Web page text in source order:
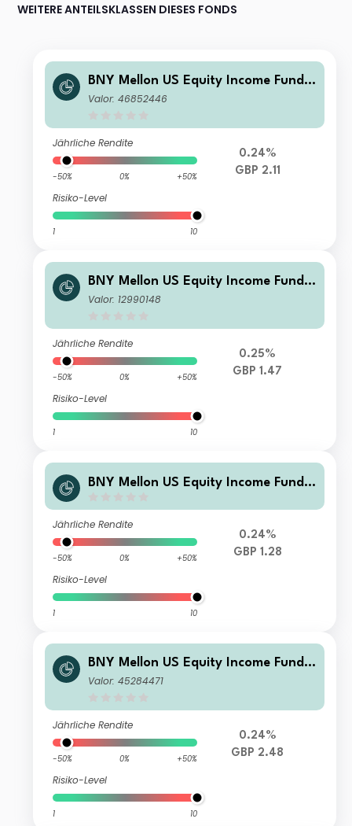
WEITERE ANTEILSKLASSEN DIESES FONDS
BNY Mellon US Equity Income Fund I
nstitutional W Income
Valor: 46852446
Jährliche Rendite
-50% 0% +50%
Risiko-Level
1 10
0.24%
GBP 2.11
BNY Mellon US Equity Income Fund
U1 Shares Accumulation
Valor: 12990148
Jährliche Rendite
-50% 0% +50%
Risiko-Level
1 10
0.25%
GBP 1.47
BNY Mellon US Equity Income Fund
Jährliche Rendite
-50% 0% +50%
Risiko-Level
1 10
0.24%
GBP 1.28
BNY Mellon US Equity Income Fund F
Accumulation
Valor: 45284471
Jährliche Rendite
-50% 0% +50%
Risiko-Level
1 10
0.24%
GBP 2.48